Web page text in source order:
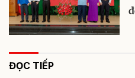
ĐỌC TIẾP